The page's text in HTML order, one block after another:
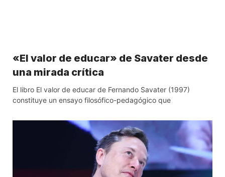
«El valor de educar» de Savater desde
una mirada crítica
El libro El valor de educar de Fernando Savater (1997)
constituye un ensayo filosófico-pedagógico que